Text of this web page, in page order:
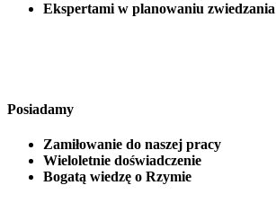
Ekspertami w planowaniu zwiedzania
Posiadamy
Zamiłowanie do naszej pracy
Wieloletnie doświadczenie
Bogatą wiedzę o Rzymie